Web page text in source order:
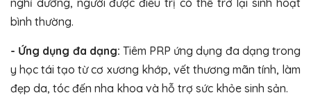
bình thường.
- Ứng dụng đa dạng: Tiêm PRP ứng dụng đa dạng trong
y học tái tạo từ cơ xương khớp, vết thương mãn tính, làm
đẹp da, tóc đến nha khoa và hỗ trợ sức khỏe sinh sản.